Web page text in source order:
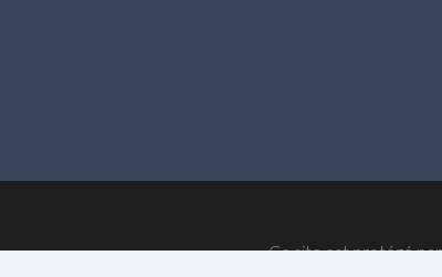
Ce site est protégé